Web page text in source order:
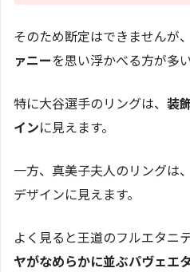
そのため断定はできませんが
ァニーを思い浮かべる方が多
特に大谷選手のリングは、 装
インに見えます。
一方、真美子夫人のリングは
デザインに見えます。
よく見ると王道のフルエタニ
ヤがなめらかに並ぶパヴェエ